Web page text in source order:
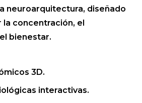
neuroarquitectura, diseñado
la concentración, el
bienestar.
3D.
interactivas.